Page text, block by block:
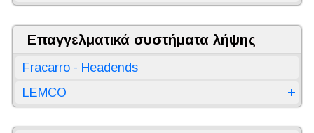
Επαγγελματικά συστήματα λήψης
Fracarro - Headends
LEMCO